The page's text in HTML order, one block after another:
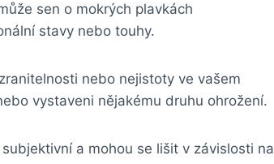
sen o mokrých plavkách
stavy nebo touhy.
nebo nejistoty ve vašem
vystaveni nějakému druhu ohrožení.
a mohou se lišit v závislosti na